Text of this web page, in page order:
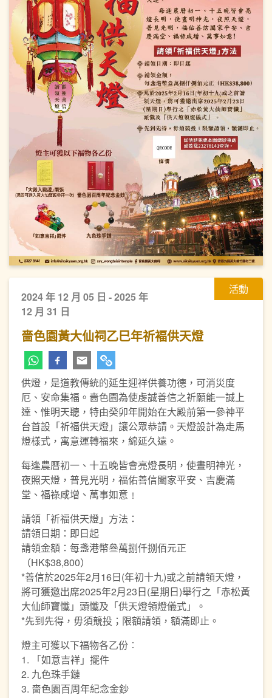
活動
2024 年 12 月 05 日 - 2025 年
12 月 31 日
嗇色園黃大仙祠乙巳年祈褔供天燈
供燈，是道教傳統的延生迎祥供養功德，可消災度
厄、安命集福。嗇色園為使虔誠善信之祈願能一誠上
達、惟明天聽，特由癸卯年開始在大殿前第一參神平
台首設「祈福供天燈」讓公眾恭請。天燈設計為走馬
燈樣式，寓意運轉福來，綿延久遠。
每逢農曆初一、十五晚皆會亮燈長明，使晝明神光，
夜照天燈，普見光明，福佑善信闔家平安、吉慶滿
堂、福祿咸增、萬事如意﹗
請領「祈福供天燈」方法：
請領日期：即日起
請領金額：每盞港幣叄萬捌仟捌佰元正
（HK$38,800）
*善信於2025年2月16日(年初十九)或之前請領天燈，
將可獲邀出席2025年2月23日(星期日)舉行之「赤松黃
大仙師寶懺」頭懺及「供天燈領燈儀式」。
*先到先得，毋須競投；限額請領，額滿即止。
燈主可獲以下福物各乙份︰
1. 「如意吉祥」擺件
2. 九色珠手鏈
3. 嗇色園百周年紀念金鈔